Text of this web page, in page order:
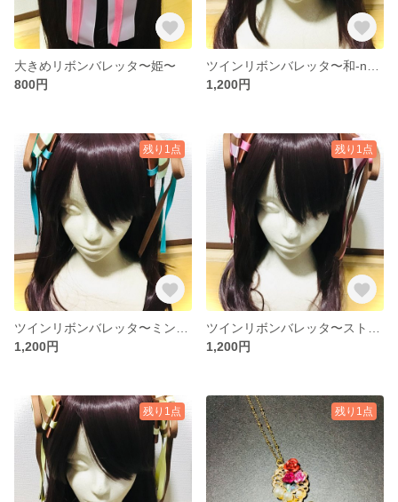
大きめリボンバレッタ〜姫〜
800円
1,200円
残り1点
1,200円
残り1点
1,200円
残り1点 残り1点